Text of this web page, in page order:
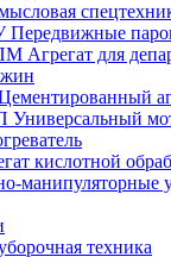
Агрегат для
кислотной
манипуляторные
техника